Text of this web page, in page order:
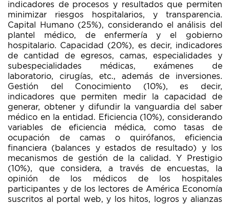
indicadores de procesos y resultados que permiten
minimizar riesgos hospitalarios, y transparencia.
Capital Humano (25%), considerando el análisis del
plantel médico, de enfermería y el gobierno
hospitalario. Capacidad (20%), es decir, indicadores
de cantidad de egresos, camas, especialidades y
subespecialidades médicas, exámenes de
laboratorio, cirugías, etc., además de inversiones.
Gestión del Conocimiento (10%), es decir,
indicadores que permiten medir la capacidad de
generar, obtener y difundir la vanguardia del saber
médico en la entidad. Eficiencia (10%), considerando
variables de eficiencia médica, como tasas de
ocupación de camas o quirófanos, eficiencia
financiera (balances y estados de resultado) y los
mecanismos de gestión de la calidad. Y Prestigio
(10%), que considera, a través de encuestas, la
opinión de los médicos de los hospitales
participantes y de los lectores de América Economía
suscritos al portal web, y los hitos, logros y alianzas